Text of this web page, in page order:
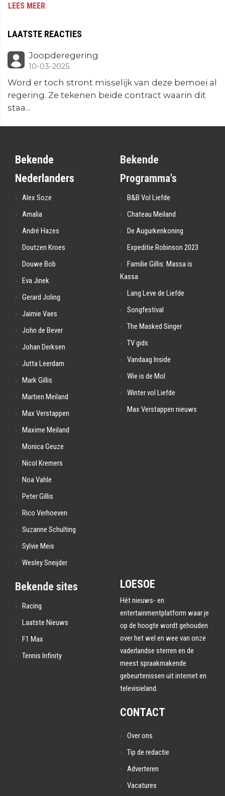
LEES MEER
LAATSTE REACTIES
Joopderegering
10-03-2025
Word er toch stront misselijk van deze bemoei al
regering. Ze tekenen beide contract waarin dit
staa...
Bekende
Nederlanders
Alex Soze
Amalia
André Hazes
Doutzen Kroes
Douwe Bob
Eva Jinek
Gerard Joling
Jaimie Vaes
John de Bever
Johan Derksen
Jutta Leerdam
Mark Gillis
Martien Meiland
Max Verstappen
Maxime Meiland
Monica Geuze
Nicol Kremers
Noa Vahle
Peter Gillis
Rico Verhoeven
Suzanne Schulting
Sylvie Meis
Wesley Sneijder
Bekende
Programma's
B&B Vol Liefde
Chateau Meiland
De Augurkenkoning
Expeditie Robinson 2023
Familie Gillis: Massa is
Kassa
Lang Leve de Liefde
Songfestival
The Masked Singer
TV gids
Vandaag Inside
Wie is de Mol
Winter vol Liefde
Max Verstappen nieuws
Bekende sites
Racing
Laatste Nieuws
F1 Max
Tennis Infinity
LOESOE
Hét nieuws- en
entertainmentplatform waar je
op de hoogte wordt gehouden
over het wel en wee van onze
vaderlandse sterren en de
meest spraakmakende
gebeurtenissen uit internet en
televisieland.
CONTACT
Over ons
Tip de redactie
Adverteren
Vacatures